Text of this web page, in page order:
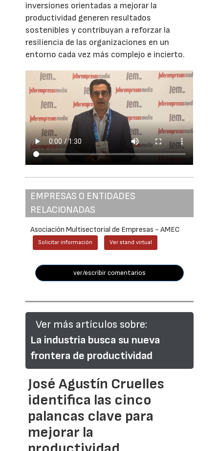
inversiones orientadas a mejorar la
productividad generen resultados
sostenibles y contribuyan a reforzar la
resiliencia de las organizaciones en un
entorno cada vez más complejo e incierto.
EMPRESAS O ENTIDADES
RELACIONADAS
Asociación Multisectorial de Empresas - AMEC
Solicitar información Ver stand virtual
ver/escribir comentarios
Ver más artículos sobre:
La industria busca su nueva
frontera de productividad
José Agustín Cruelles
identifica las cinco
palancas clave para
mejorar la